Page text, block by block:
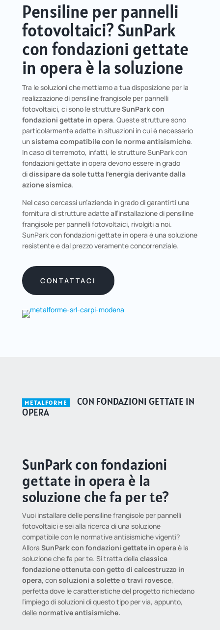
Pensiline per pannelli
fotovoltaici? SunPark
con fondazioni gettate
in opera è la soluzione
Tra le soluzioni che mettiamo a tua disposizione per la
realizzazione di pensiline frangisole per pannelli
fotovoltaici, ci sono le struttureSunPark con
fondazioni gettate in opera. Queste strutture sono
particolarmente adatte in situazioni in cui è necessario
unsistema compatibile con le norme antisismiche.
In caso di terremoto, infatti, le strutture SunPark con
fondazioni gettate in opera devono essere in grado
didissipare da sole tutta l’energia derivante dalla
azione sismica.
Nel caso cercassi un’azienda in grado di garantirti una
fornitura di strutture adatte all’installazione di pensiline
frangisole per pannelli fotovoltaici, rivolgiti a noi.
SunPark con fondazioni gettate in opera è una soluzione
resistente e dal prezzo veramente concorrenziale.
CONTATTACI
METALFORME
CON FONDAZIONI GETTATE IN
OPERA
SunPark con fondazioni
gettate in opera è la
soluzione che fa per te?
Vuoi installare delle pensiline frangisole per pannelli
fotovoltaici e sei alla ricerca di una soluzione
compatibile con le normative antisismiche vigenti?
Allora SunPark con fondazioni gettate in operaè la
soluzione che fa per te. Si tratta della classica
fondazione ottenuta con getto di calcestruzzo in
opera, consoluzioni a solette o travi rovesce,
perfetta dove le caratteristiche del progetto richiedano
l’impiego di soluzioni di questo tipo per via, appunto,
delle normative antisismiche.